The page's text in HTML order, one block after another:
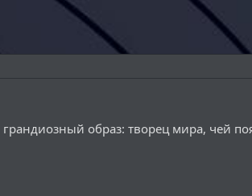
образ: творец мира, чей